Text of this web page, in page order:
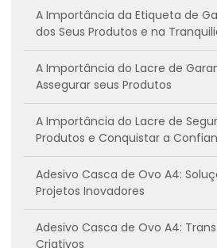
A Importância da Etiqueta de
dos Seus Produtos e na
A Importância do Lacre de
Assegurar seus Produtos
A Importância do Lacre de
Produtos e Conquistar a
Adesivo Casca de Ovo A4:
Projetos Inovadores
Adesivo Casca de Ovo A4:
Criativos